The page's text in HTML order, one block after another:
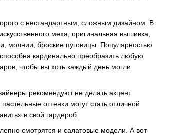
с нестандартным, сложным дизайном. В
меха, оригинальная вышивка,
молнии, броские пуговицы. Популярностью
кардинально преобразить любую
чтобы вы хоть каждый день могли
рекомендуют не делать акцент
оттенки могут стать отличной
в свой гардероб.
смотрятся и салатовые модели. А вот